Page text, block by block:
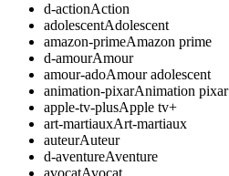
d-actionAction
adolescentAdolescent
amazon-primeAmazon prime
d-amourAmour
amour-adoAmour adolescent
animation-pixarAnimation pixar
apple-tv-plusApple tv+
art-martiauxArt-martiaux
auteurAuteur
d-aventureAventure
avocatAvocat